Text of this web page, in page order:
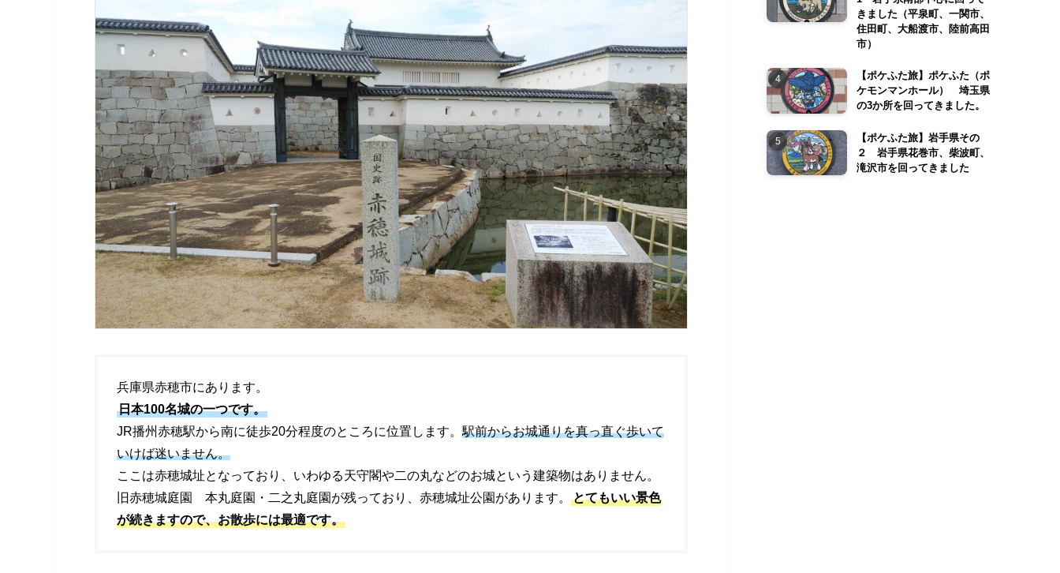
兵庫県赤穂市にあります。
日本100名城の一つです。
JR播州赤穂駅から南に徒歩20分程度のところに位置します。駅前からお城通りを真っ直ぐ歩いて
いけば迷いません。
ここは赤穂城址となっており、いわゆる天守閣や二の丸などのお城という建築物はありません。
旧赤穂城庭園 本丸庭園・二之丸庭園が残っており、赤穂城址公園があります。
とてもいい景色
が続きますので、お散歩には最適です。
きました（平泉町、一関市、
住田町、大船渡市、陸前高田
市）
【ポケふた旅】ポケふた（ポ
ケモンマンホール） 埼玉県
の3か所を回ってきました。
【ポケふた旅】岩手県その
２ 岩手県花巻市、柴波町、
滝沢市を回ってきました